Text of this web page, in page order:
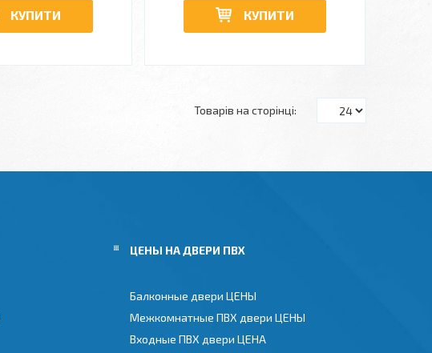
КУПИТИ КУПИТИ
ЦЕНЫ НА ДВЕРИ ПВХ
Балконные двери ЦЕНЫ
Межкомнатные ПВХ двери ЦЕНЫ
Входные ПВХ двери ЦЕНА